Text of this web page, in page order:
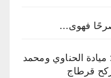
فهوى…
مهرجان قرطاج الدولي- الدورة 60: ميادة الحناوي ومحمد
قرطاج